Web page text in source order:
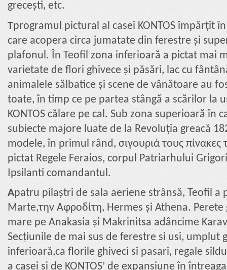
grecești, etc.
Tprogramul pictural al casei KONTOS împărțit
care acopera circa jumatate din ferestre și
plafonul. În Teofil zona inferioară a pictat mai
varietate de flori ghivece și păsări, lac cu
animalele sălbatice și scene de vânătoare au
toate, în timp ce pe partea stângă a scărilor la
KONTOS călare pe cal. Sub zona superioară în
subiecte majore luate de la Revoluția greacă
modele, în primul rând, σιγουριά τους
pictat Regele Feraios, corpul Patriarhului
Ipsilanti comandantul.
Apatru pilaștri de sala aeriene strânsă, Teofil a
Marte,την Αφροδίτη, Hermes și Athena.
mare pe Anakasia și Makrinitsa adâncime
Secțiunile de mai sus de ferestre si usi, umplut
inferioară,ca florile ghiveci si pasari, regale
a casei și de KONTOS’ de expansiune în